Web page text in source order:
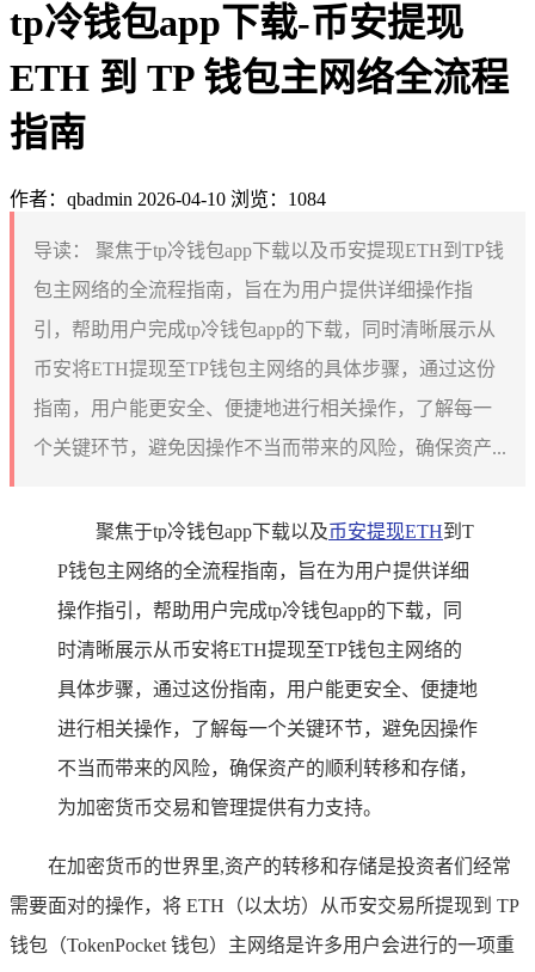
tp冷钱包app下载-币安提现
ETH 到 TP 钱包主网络全流程
指南
作者：qbadmin 2026-04-10 浏览：1084
导读：
聚焦于tp冷钱包app下载以及币安提现ETH到TP钱
包主网络的全流程指南，旨在为用户提供详细操作指
引，帮助用户完成tp冷钱包app的下载，同时清晰展示从
币安将ETH提现至TP钱包主网络的具体步骤，通过这份
指南，用户能更安全、便捷地进行相关操作，了解每一
个关键环节，避免因操作不当而带来的风险，确保资产...
聚焦于tp冷钱包app下载以及币安提现ETH到T
P钱包主网络的全流程指南，旨在为用户提供详细
操作指引，帮助用户完成tp冷钱包app的下载，同
时清晰展示从币安将ETH提现至TP钱包主网络的
具体步骤，通过这份指南，用户能更安全、便捷地
进行相关操作，了解每一个关键环节，避免因操作
不当而带来的风险，确保资产的顺利转移和存储，
为加密货币交易和管理提供有力支持。
在加密货币的世界里,资产的转移和存储是投资者们经常
需要面对的操作，将 ETH（以太坊）从币安交易所提现到 TP
钱包（TokenPocket 钱包）主网络是许多用户会进行的一项重